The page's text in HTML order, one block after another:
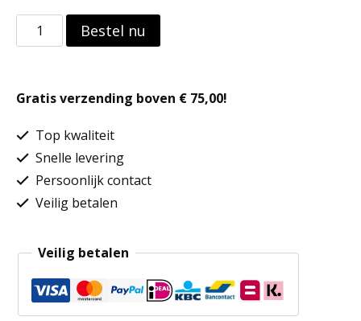
Athleisure
6 panelen
aantal
Bestel nu
Gratis verzending boven € 75,00!
Top kwaliteit
Snelle levering
Persoonlijk contact
Veilig betalen
Veilig betalen